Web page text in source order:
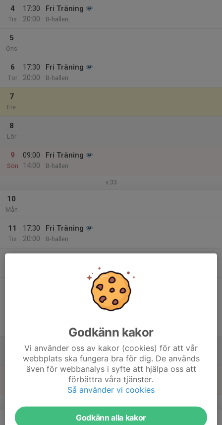
4
Tis
17:30
20:00
Fri Träning
B-hallen
5
Ons
6
Tor
17:30
20:00
Fri Träning
B-hallen
7
Fre
8
Lör
9
Sön
09:00
14:00
Fri Träning
B-hallen
v.33
10
Mån
11
Tis
17:30
20:00
Fri Träning
B-hallen
09:00
Fri Träning
17
Godkänn kakor
Vi använder oss av kakor (cookies) för att vår
webbplats ska fungera bra för dig. De används
även för webbanalys i syfte att hjälpa oss att
förbättra våra tjänster.
Så använder vi cookies
Godkänn alla kakor